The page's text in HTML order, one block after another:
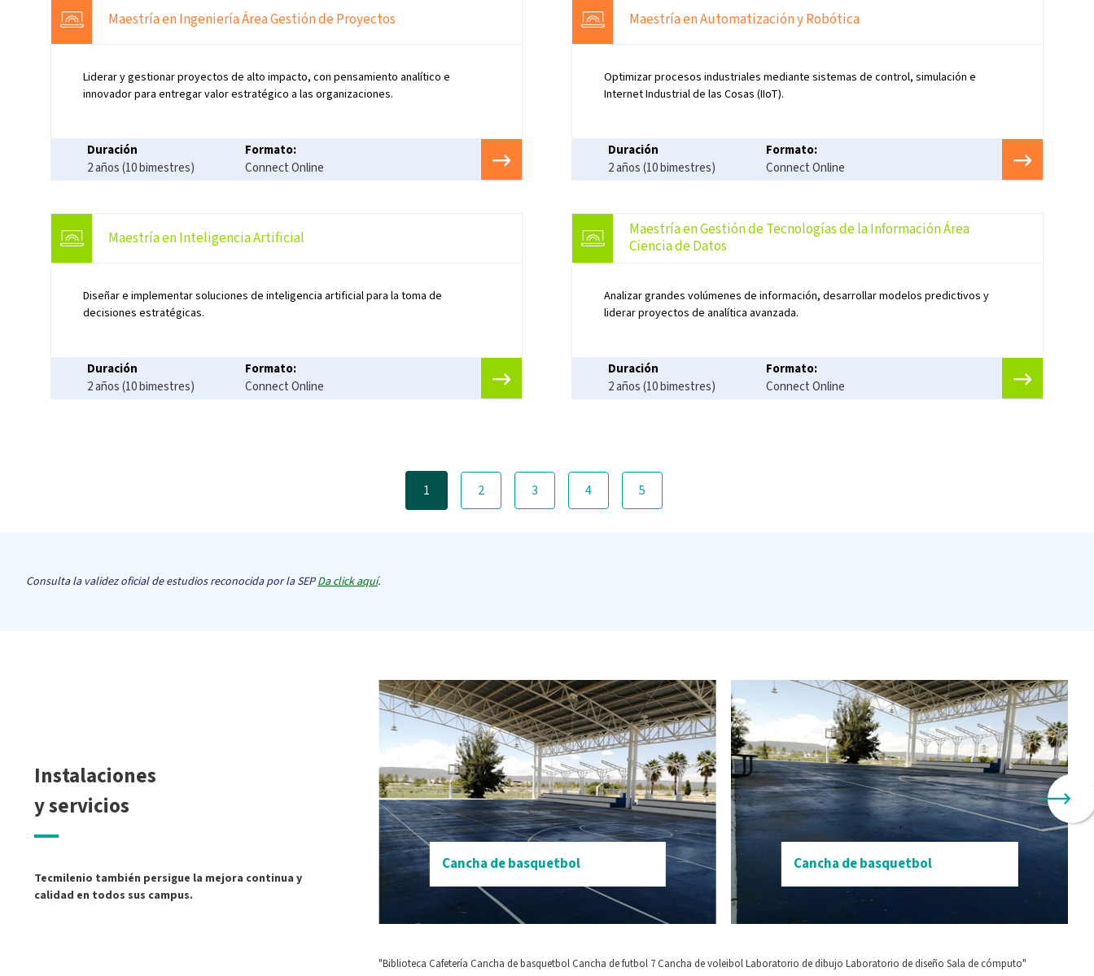
Maestría en Ingeniería Área Gestión de Proyectos
Liderar y gestionar proyectos de alto impacto, con pensamiento analítico e
innovador para entregar valor estratégico a las organizaciones.
Duración
2 años (10 bimestres)
Formato:
Connect Online
Maestría en Automatización y Robótica
Optimizar procesos industriales mediante sistemas de control, simulación e
Internet Industrial de las Cosas (IIoT).
Duración
2 años (10 bimestres)
Formato:
Connect Online
Maestría en Inteligencia Artificial
Diseñar e implementar soluciones de inteligencia artificial para la toma de
decisiones estratégicas.
Duración
2 años (10 bimestres)
Formato:
Connect Online
Maestría en Gestión de Tecnologías de la Información Área
Ciencia de Datos
Analizar grandes volúmenes de información, desarrollar modelos predictivos y
liderar proyectos de analítica avanzada.
Duración
2 años (10 bimestres)
Formato:
Connect Online
1 2 3 4 5
Consulta la validez oficial de estudios reconocida por la SEPDa click aquí.
Instalaciones
y servicios
Tecmilenio también persigue la mejora continua y
calidad en todos sus campus.
Cancha de basquetbol Cancha de basquetbol
"Biblioteca Cafetería Cancha de basquetbolCancha de futbol 7Cancha de voleibolLaboratorio de dibujo Laboratorio de diseño Sala de cómputo"